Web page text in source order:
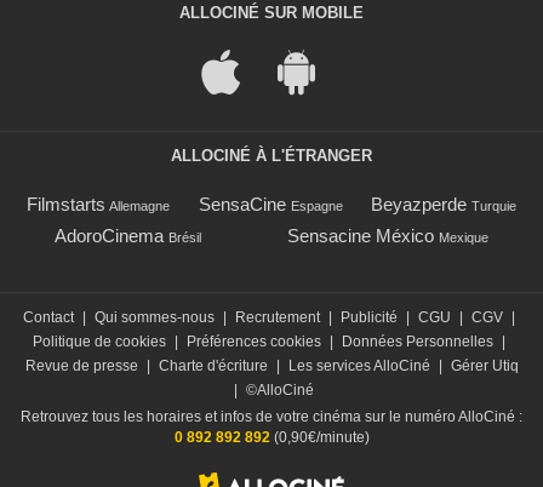
ALLOCINÉ SUR MOBILE
ALLOCINÉ À L'ÉTRANGER
Filmstarts Allemagne SensaCine Espagne Beyazperde Turquie
AdoroCinema Brésil Sensacine México Mexique
Contact Qui sommes-nous Recrutement Publicité CGU CGV
Politique de cookies
Préférences cookies Données Personnelles
Revue de presse
Charte d'écriture Les services AlloCiné
Gérer Utiq
©AlloCiné
Retrouvez tous les horaires et infos de votre cinéma sur le numéro AlloCiné :
0 892 892 892(0,90€/minute)